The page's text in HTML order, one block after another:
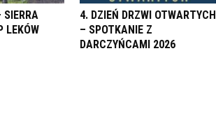
LEKÓW
4. DZIEŃ DRZWI OTWARTYCH
– SPOTKANIE Z
DARCZYŃCAMI 2026